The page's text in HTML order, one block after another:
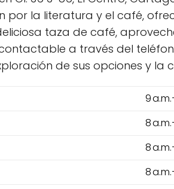
la literatura y el café,
taza de café,
a través del
de sus opciones y la
9
8
8
8